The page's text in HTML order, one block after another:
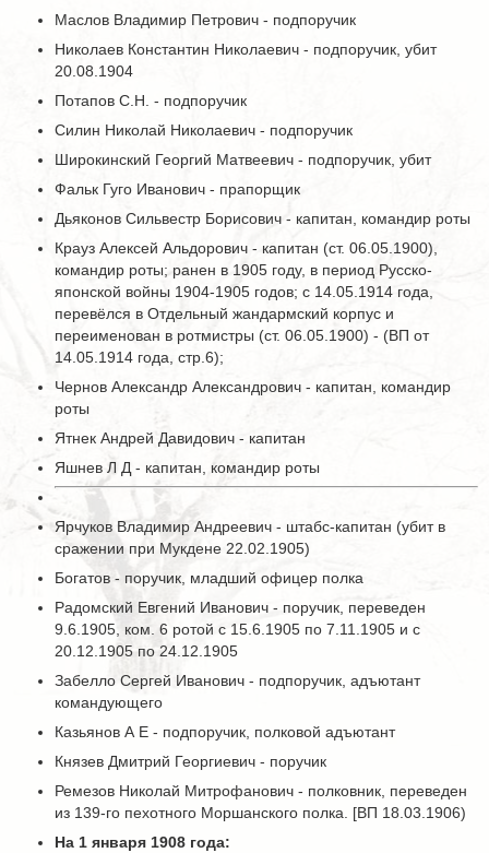
Маслов Владимир Петрович - подпоручик
Николаев Константин Николаевич - подпоручик, убит
20.08.1904
Потапов С.Н. - подпоручик
Силин Николай Николаевич - подпоручик
Широкинский Георгий Матвеевич - подпоручик, убит
Фальк Гуго Иванович - прапорщик
Дьяконов Сильвестр Борисович - капитан, командир роты
Крауз Алексей Альдорович - капитан (ст. 06.05.1900),
командир роты; ранен в 1905 году, в период Русско-
японской войны 1904-1905 годов; с 14.05.1914 года,
перевёлся в Отдельный жандармский корпус и
переименован в ротмистры (ст. 06.05.1900) - (ВП от
14.05.1914 года, стр.6);
Чернов Александр Александрович - капитан, командир
роты
Ятнек Андрей Давидович - капитан
Яшнев Л Д - капитан, командир роты
Ярчуков Владимир Андреевич - штабс-капитан (убит в
сражении при Мукдене 22.02.1905)
Богатов - поручик, младший офицер полка
Радомский Евгений Иванович - поручик, переведен
9.6.1905, ком. 6 ротой с 15.6.1905 по 7.11.1905 и с
20.12.1905 по 24.12.1905
Забелло Сергей Иванович - подпоручик, адъютант
командующего
Казьянов А Е - подпоручик, полковой адъютант
Князев Дмитрий Георгиевич - поручик
Ремезов Николай Митрофанович - полковник, переведен
из 139-го пехотного Моршанского полка. [ВП 18.03.1906)
На 1 января 1908 года: